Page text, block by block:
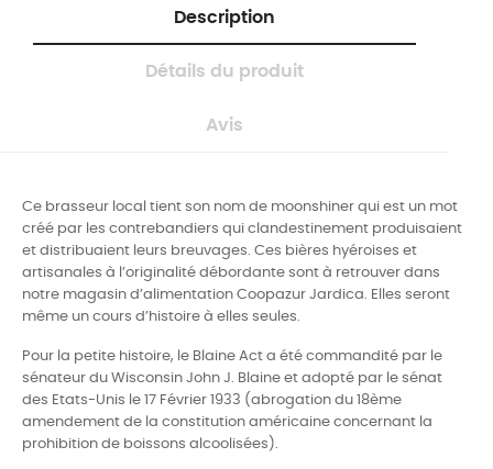
Description
Détails du produit
Avis
Ce brasseur local tient son nom de moonshiner qui est un mot
créé par les contrebandiers qui clandestinement produisaient
et distribuaient leurs breuvages. Ces bières hyéroises et
artisanales à l’originalité débordante sont à retrouver dans
notre magasin d’alimentation Coopazur Jardica. Elles seront
même un cours d’histoire à elles seules.
Pour la petite histoire, le Blaine Act a été commandité par le
sénateur du Wisconsin John J. Blaine et adopté par le sénat
des Etats-Unis le 17 Février 1933 (abrogation du 18ème
amendement de la constitution américaine concernant la
prohibition de boissons alcoolisées).